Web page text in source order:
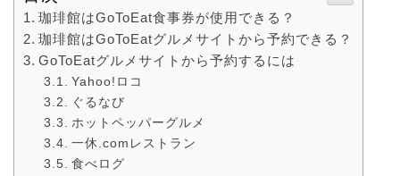
珈琲館はGoToEat食事券が使用できる？
珈琲館はGoToEatグルメサイトから予約できる？
GoToEatグルメサイトから予約するには
Yahoo!ロコ
ぐるなび
ホットペッパーグルメ
一休.comレストラン
食べログ